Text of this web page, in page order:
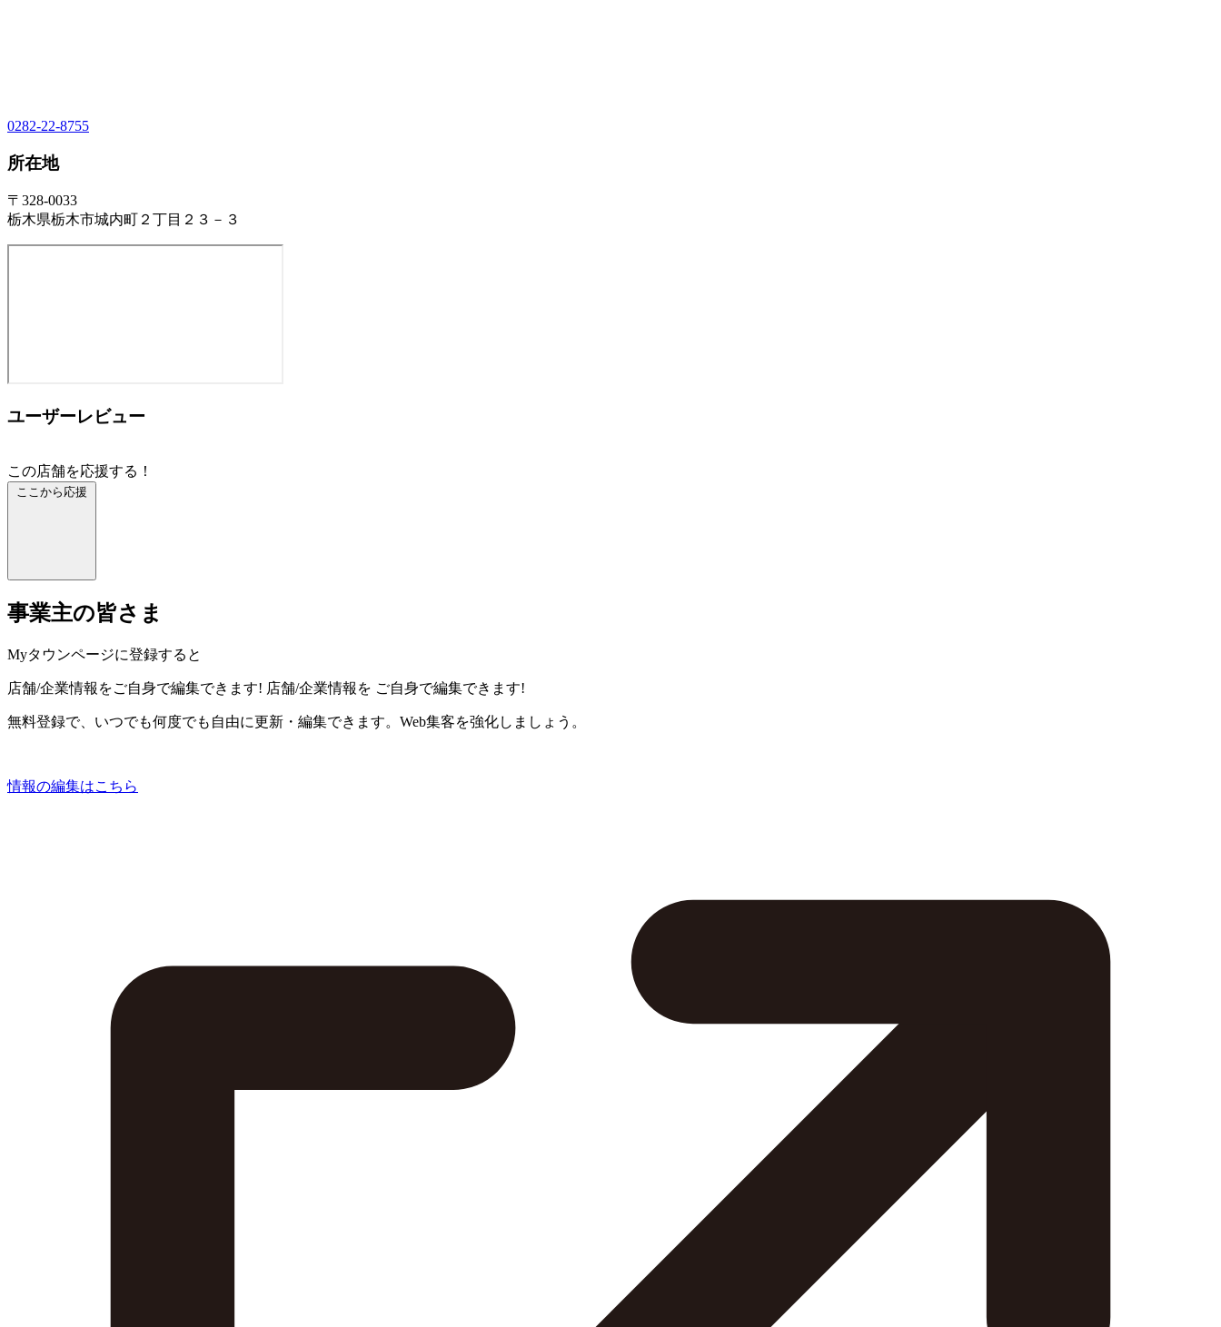
0282-22-8755
所在地
〒328-0033
栃木県栃木市城内町２丁目２３－３
ユーザーレビュー
この店舗を応援する！
ここから応援
事業主の皆さま
Myタウンページに登録すると
店舗/企業情報をご自身で編集できます! 店舗/企業情報を ご自身で編集できます!
無料登録で、いつでも何度でも自由に更新・編集できます。Web集客を強化しましょう。
情報の編集はこちら